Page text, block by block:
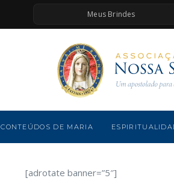
Meus Brindes
CONTEÚDOS DE MARIA
[adrotate banner=”5″]